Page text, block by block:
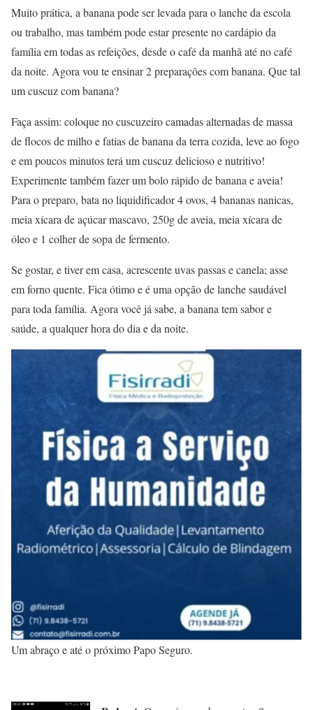
Muito prática, a banana pode ser levada para o lanche da escola
ou trabalho, mas também pode estar presente no cardápio da
família em todas as refeições, desde o café da manhã até no café
da noite. Agora vou te ensinar 2 preparações com banana. Que tal
um cuscuz com banana?
Faça assim: coloque no cuscuzeiro camadas alternadas de massa
de flocos de milho e fatias de banana da terra cozida, leve ao fogo
e em poucos minutos terá um cuscuz delicioso e nutritivo!
Experimente também fazer um bolo rápido de banana e aveia!
Para o preparo, bata no liquidificador 4 ovos, 4 bananas nanicas,
meia xícara de açúcar mascavo, 250g de aveia, meia xícara de
óleo e 1 colher de sopa de fermento.
Se gostar, e tiver em casa, acrescente uvas passas e canela; asse
em forno quente. Fica ótimo e é uma opção de lanche saudável
para toda família. Agora você já sabe, a banana tem sabor e
saúde, a qualquer hora do dia e da noite.
Um abraço e até o próximo Papo Seguro.